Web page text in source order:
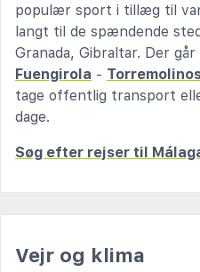
populær sport i tillæg til
langt til de spændende
Granada, Gibraltar. Der
Fuengirola -
tage offentlig transport
dage.
Søg efter rejser til
Vejr og klima